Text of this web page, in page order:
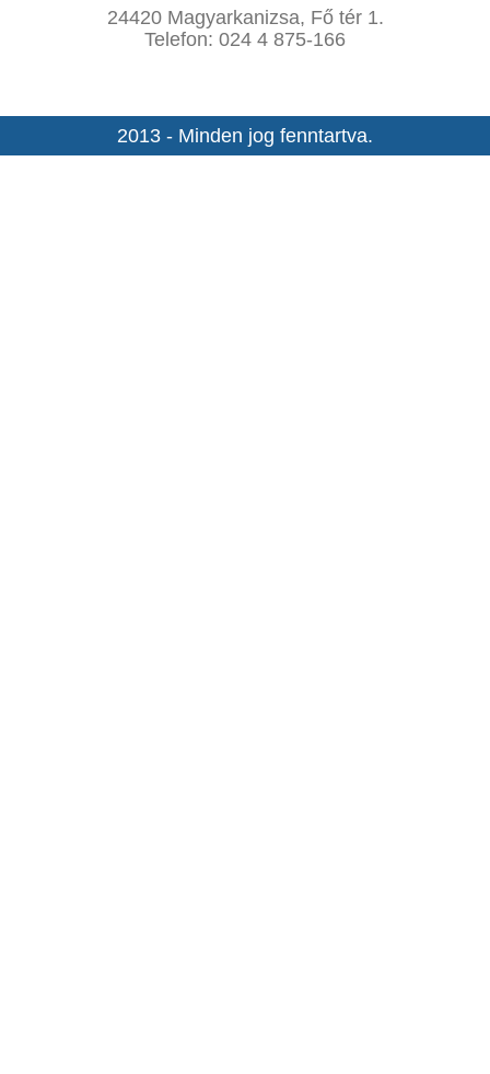
24420 Magyarkanizsa, Fő tér 1.
Telefon: 024 4 875-166
2013 - Minden jog fenntartva.